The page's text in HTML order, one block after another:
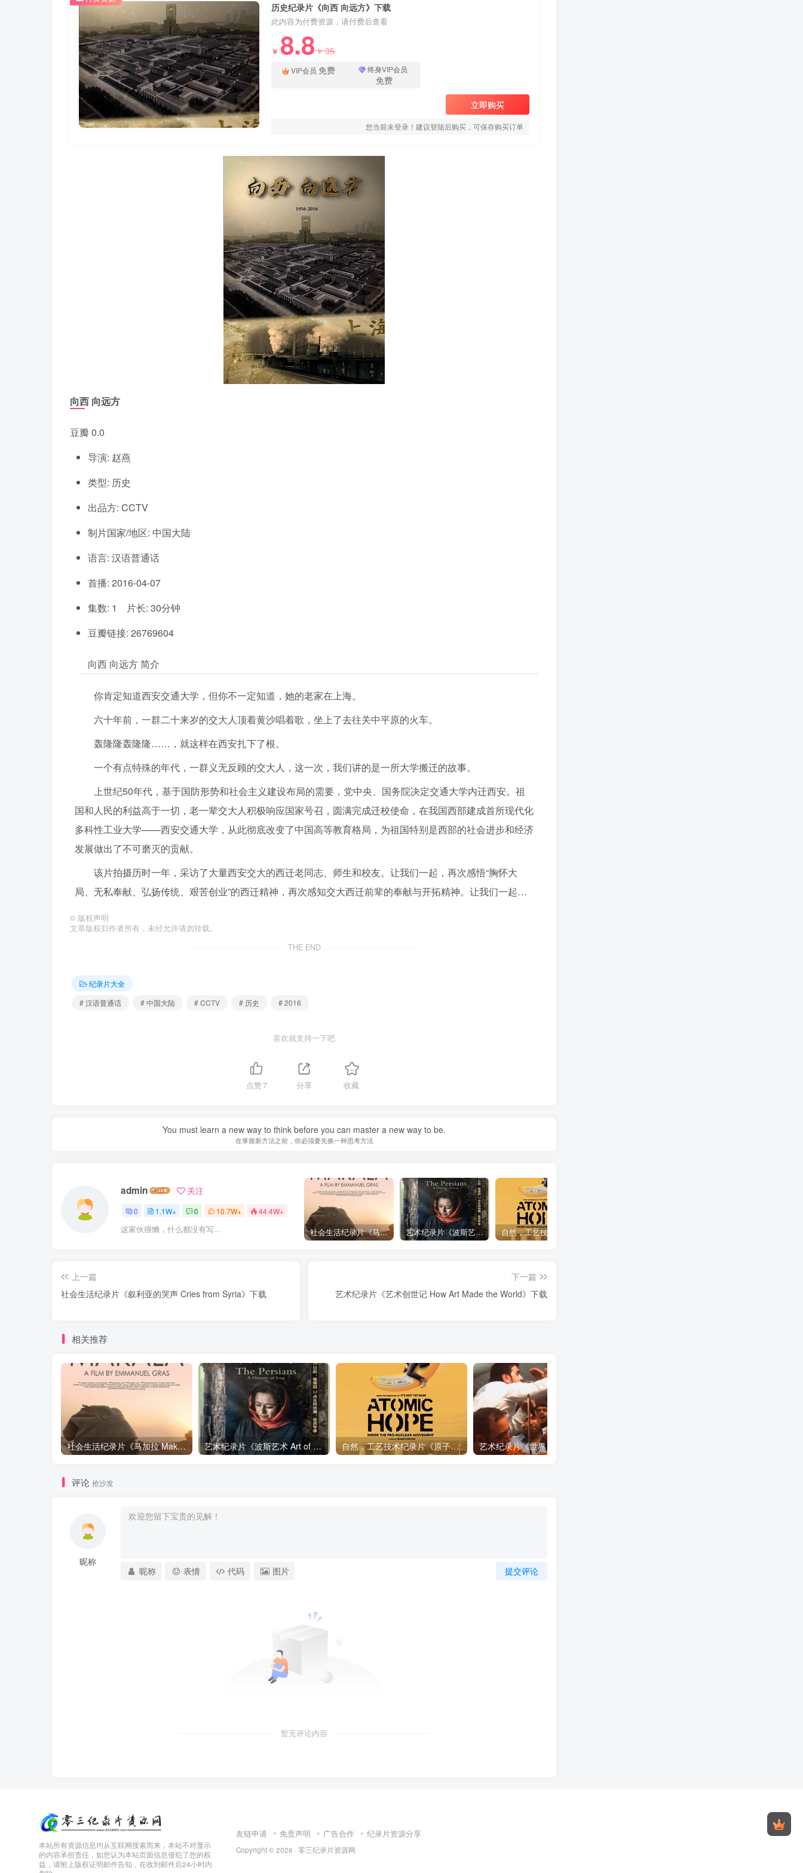
历史纪录片《向西 向远方》下载
此内容为付费资源，请付费后查看
￥ 8.8￥35
VIP会员 免费 终身VIP会员
免费
立即购买
您当前未登录！建议登陆后购买，可保存购买订单
向西 向远方
豆瓣 0.0
导演: 赵燕
类型: 历史
出品方: CCTV
制片国家/地区: 中国大陆
语言: 汉语普通话
首播: 2016-04-07
集数: 1 片长: 30分钟
豆瓣链接: 26769604
向西 向远方 简介
你肯定知道西安交通大学，但你不一定知道，她的老家在上海。
六十年前，一群二十来岁的交大人顶着黄沙唱着歌，坐上了去往关中平原的火车。
轰隆隆轰隆隆……，就这样在西安扎下了根。
一个有点特殊的年代，一群义无反顾的交大人，这一次，我们讲的是一所大学搬迁的故事。
上世纪50年代，基于国防形势和社会主义建设布局的需要，党中央、国务院决定交通大学内迁西安。祖
国和人民的利益高于一切，老一辈交大人积极响应国家号召，圆满完成迁校使命，在我国西部建成首所现代化
多科性工业大学——西安交通大学，从此彻底改变了中国高等教育格局，为祖国特别是西部的社会进步和经济
发展做出了不可磨灭的贡献。
该片拍摄历时一年，采访了大量西安交大的西迁老同志、师生和校友。让我们一起，再次感悟“胸怀大
局、无私奉献、弘扬传统、艰苦创业”的西迁精神，再次感知交大西迁前辈的奉献与开拓精神。让我们一起…
© 版权声明
文章版权归作者所有，未经允许请勿转载。
THE END
纪录片大全
# 汉语普通话
# 中国大陆 # CCTV # 历史 # 2016
喜欢就支持一下吧
点赞7 分享 收藏
You must learn a new way to think before you can master a new way to be.
在掌握新方法之前，你必须要先换一种思考方法
admin 关注
0 1.1W+ 0 10.7W+ 44.4W+
这家伙很懒，什么都没有写... 社会生活纪录片《马加拉 Makala》下载 艺术纪录片《波斯艺术 Art of Persia》下载
上一篇
社会生活纪录片《叙利亚的哭声 Cries from Syria》下载
下一篇
艺术纪录片《艺术创世记 How Art Made the World》下载
相关推荐
社会生活纪录片《马加拉 Makala》下载 艺术纪录片《波斯艺术 Art of Persia》下载 自然，工艺技术纪录片《原子能的希望 Atomic Hope – Inside the Pro-Nuclear Movement》下载
评论 抢沙发
昵称
提交评论
昵称 表情 代码 图片
暂无评论内容
本站所有资源信息均从互联网搜索而来，本站不对显示
的内容承担责任，如您认为本站页面信息侵犯了您的权
益，请附上版权证明邮件告知，在收到邮件后24小时内
友链申请 免责声明 广告合作 纪录片资源分享
Copyright © 2026 · 零三纪录片资源网